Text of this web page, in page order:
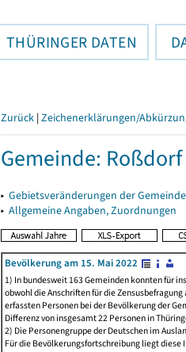
THÜRINGER DATEN
Zurück | Zeichenerklärungen/
Gemeinde: Roßdorf
▸ Gebietsveränderungen der Gemeinde
▸ Allgemeine Angaben, Zuordnungen
Bevölkerung am 15. Mai 2022
1) In bundesweit 163 Gemeinden konnten für
obwohl die Anschriften für die
erfassten Personen bei der Bevölkerung der
Differenz von insgesamt 22 Personen in
2) Die Personengruppe der Deutschen im
Für die Bevölkerungsfortschreibung liegt